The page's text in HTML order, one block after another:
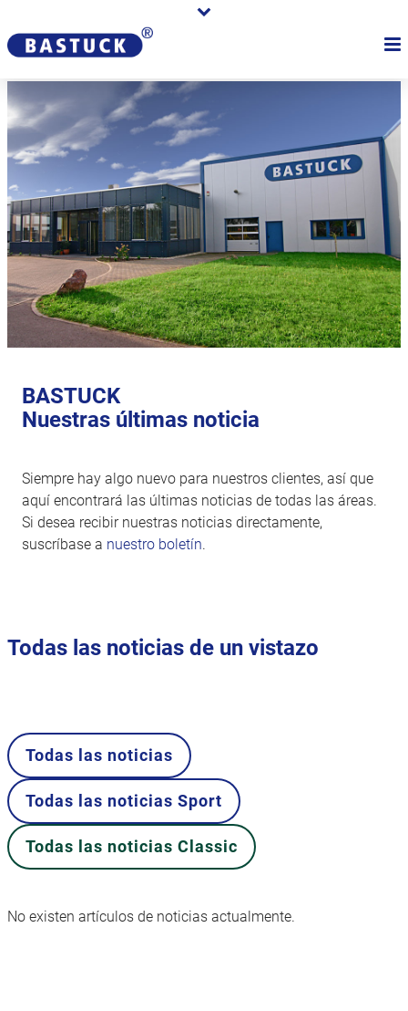
BASTUCK
Nuestras últimas noticia
Siempre hay algo nuevo para nuestros clientes, así que
aquí encontrará las últimas noticias de todas las áreas.
Si desea recibir nuestras noticias directamente,
suscríbase a nuestro boletín.
Todas las noticias de un vistazo
Todas las noticias
Todas las noticias Sport
Todas las noticias Classic
No existen artículos de noticias actualmente.